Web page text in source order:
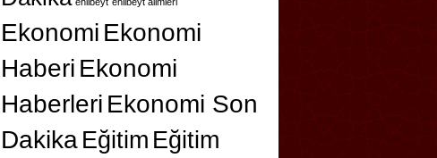
Ekonomi Ekonomi
Haberi Ekonomi
Haberleri Ekonomi Son
Dakika Eğitim Eğitim